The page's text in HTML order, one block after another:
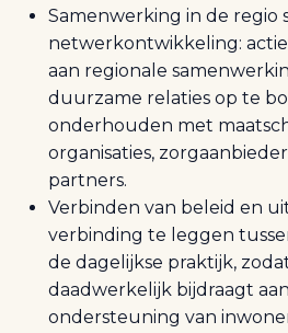
Samenwerking in de regio
netwerkontwikkeling:
aan regionale
duurzame relaties op te
onderhouden met
organisaties,
partners.
Verbinden van beleid en
verbinding te leggen
de dagelijkse praktijk,
daadwerkelijk bijdraagt
ondersteuning van